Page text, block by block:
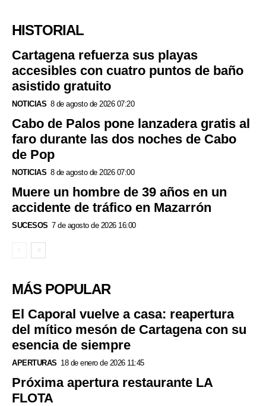
HISTORIAL
Cartagena refuerza sus playas
accesibles con cuatro puntos de baño
asistido gratuito
NOTICIAS 8 de agosto de 2026 07:20
Cabo de Palos pone lanzadera gratis al
faro durante las dos noches de Cabo
de Pop
NOTICIAS 8 de agosto de 2026 07:00
Muere un hombre de 39 años en un
accidente de tráfico en Mazarrón
SUCESOS 7 de agosto de 2026 16:00
MÁS POPULAR
El Caporal vuelve a casa: reapertura
del mítico mesón de Cartagena con su
esencia de siempre
APERTURAS 18 de enero de 2026 11:45
Próxima apertura restaurante LA
FLOTA